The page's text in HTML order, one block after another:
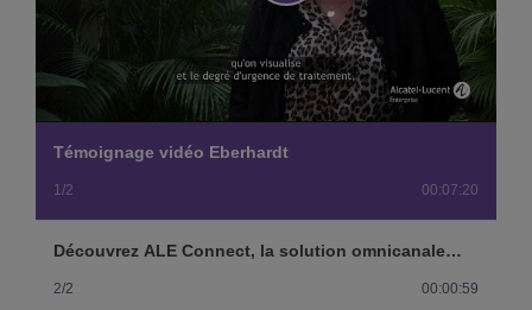
Témoignage vidéo Eberhardt
1/2 00:07:20
Découvrez ALE Connect, la solution omnicanale
2/2 00:00:59
Play
Video